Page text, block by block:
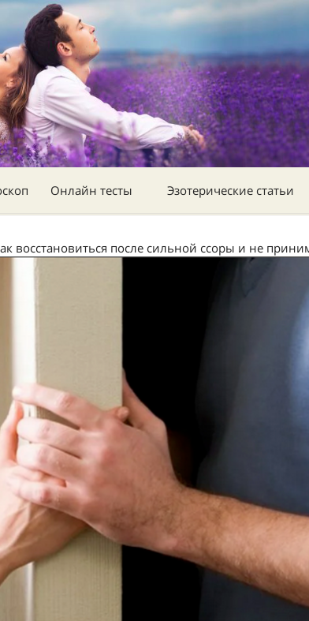
Онлайн тесты Эзотерические статьи
восстановиться после сильной ссоры и не